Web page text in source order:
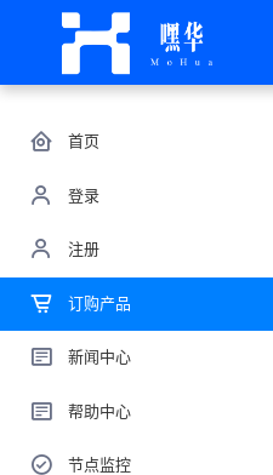
首页
登录
注册
订购产品
新闻中心
帮助中心
节点监控